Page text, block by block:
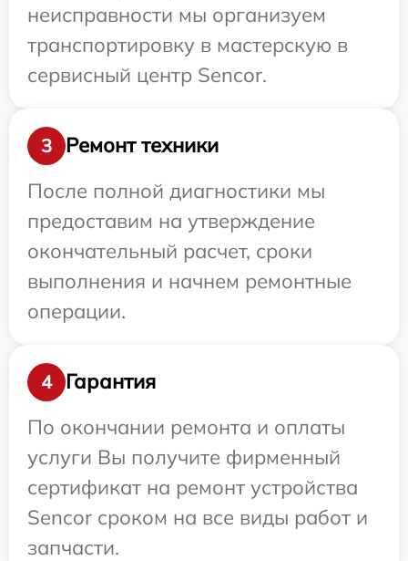
неисправности мы организуем
транспортировку в мастерскую в
сервисный центр Sencor.
3
Ремонт техники
После полной диагностики мы
предоставим на утверждение
окончательный расчет, сроки
выполнения и начнем ремонтные
операции.
4
Гарантия
По окончании ремонта и оплаты
услуги Вы получите фирменный
сертификат на ремонт устройства
Sencor сроком на все виды работ и
запчасти.